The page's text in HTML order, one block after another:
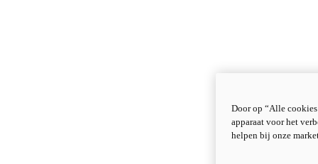
Door op “Alle
apparaat voor het
helpen bij onze